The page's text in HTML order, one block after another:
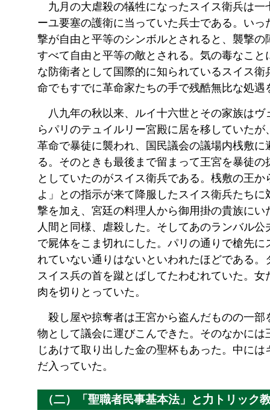
九月の大虐殺の犠牲になったスイス衛兵は一
ーユ要塞の護衛に当っていた兵士である。いっ
撃が自由と平等のシンボルとされると、襲撃の
すべて自由と平等の敵とされる。気の毒なこと
な防衛者として国際的に知られているスイス衛
命でもすでに革命家たちの手で残酷無比な処遇
八九年の秋以来、ルイ十六世とその家族はヴ
らパリのテュイルリー宮殿に居を移していたが
革命で暴徒に襲われ、国民議会の議場内桟敷に
る。そのときも最後まで留まって王宮を暴徒の
としていたのがスイス衛兵である。桟敷の王か
よ」との指示が来て降服したスイス衛兵たちに
撃を加え、宮廷の料理人から御用掛の貴族にい
人間と同様、虐殺した。そしてあのランバル公
で屍体をこま切れにした。パリの通りで槍先に
れていない通りはないといわれたほどである。
スイス兵の首を蹴とばしてたわむれていた。女
肉を切りとっていた。
殺し屋や掠奪者は王宮から盗んだものの一部
物として議会に運びこんできた。そのなかには
じあけて取り出した金の聖杯もあった。中に
だ入っていた。
（二）「聖職者民事基本法」と力トリック